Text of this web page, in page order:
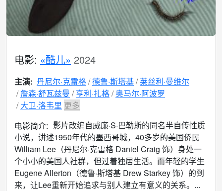
电影: «酷儿» 2024
主演: 丹尼尔·克雷格 德鲁·斯塔基 莱丝利·曼维尔
詹森·舒瓦兹曼
亨利·扎格 奥马尔·阿波罗
大卫·洛韦里 更多
电影简介: 影片改编自威廉·S·巴勒斯的同名半自传性质
小说，讲述1950年代的墨西哥城，40多岁的美国侨民
William Lee（丹尼尔·克雷格 Daniel Craig 饰）身处一
个小小的美国人社群，但过着独居生活。而年轻的学生
Eugene Allerton（德鲁·斯塔基 Drew Starkey 饰）的到
来，让Lee重新开始追求与别人建立有意义的关系。...